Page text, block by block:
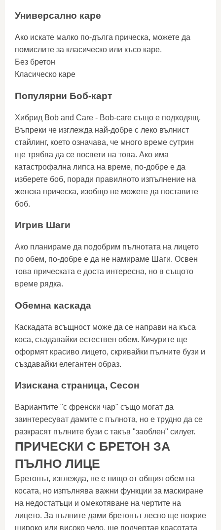
Универсално каре
Ако искате малко по-дълга прическа, можете да
помислите за класическо или късо каре.
Без бретон
Класическо каре
Популярни Боб-карт
Хибрид Bob and Care - Bob-care също е подходящ.
Въпреки че изглежда най-добре с леко вълнист
стайлинг, което означава, че много време сутрин
ще трябва да се посвети на това. Ако има
катастрофална липса на време, по-добре е да
изберете боб, поради правилното изпълнение на
женска прическа, изобщо не можете да поставите
боб.
Игрив Шаги
Ако планираме да подобрим пълнотата на лицето
по обем, по-добре е да не намираме Шаги. Освен
това прическата е доста интересна, но в същото
време рядка.
Обемна каскада
Каскадата всъщност може да се направи на къса
коса, създавайки естествен обем. Кичурите ще
оформят красиво лицето, скривайки пълните бузи и
създавайки елегантен образ.
Изискана страница, Сесон
Вариантите "с френски чар" също могат да
заинтересуват дамите с пълнота, но е трудно да се
разкрасят пълните бузи с такъв "заоблен" силует.
ПРИЧЕСКИ С БРЕТОН ЗА
ПЪЛНО ЛИЦЕ
Бретонът, изглежда, не е нищо от общия обем на
косата, но изпълнява важни функции за маскиране
на недостатъци и омекотяване на чертите на
лицето. За пълните дами бретонът лесно ще покрие
широко или високо чело, ще подчертае красотата